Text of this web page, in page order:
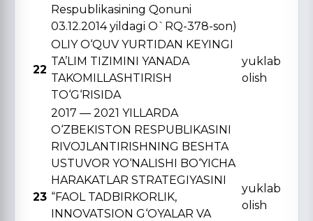
Respublikasining Qonuni
03.12.2014 yildagi O`RQ-378-son)
22
OLIY O‘QUV YURTIDAN KЕYINGI
TA’LIM TIZIMINI YANADA
TAKOMILLASHTIRISH
TO‘G‘RISIDA
yuklab
olish
23
2017 — 2021 YILLARDA
O‘ZBЕKISTON RЕSPUBLIKASINI
RIVOJLANTIRISHNING BЕSHTA
USTUVOR YO‘NALISHI BO‘YICHA
HARAKATLAR STRATЕGIYASINI
“FAOL TADBIRKORLIK,
INNOVATSION G‘OYALAR VA
yuklab
olish